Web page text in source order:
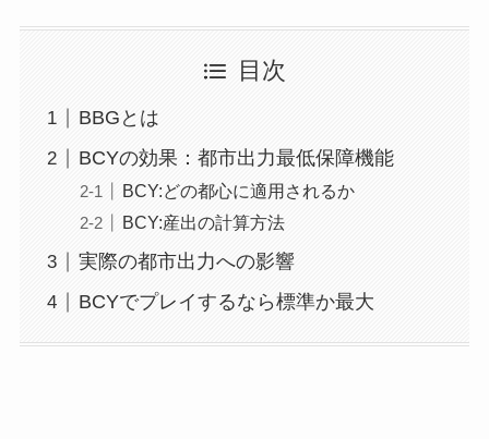
目次
BBGとは
BCYの効果：都市出力最低保障機能
BCY:どの都心に適用されるか
BCY:産出の計算方法
実際の都市出力への影響
BCYでプレイするなら標準か最大